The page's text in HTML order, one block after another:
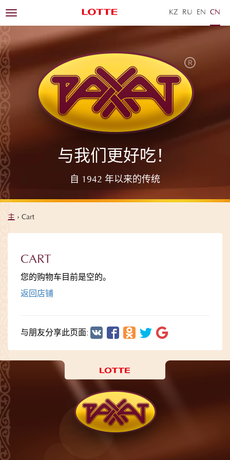
KZ RU EN ZH
与我们更好吃！
自 1942 年以来的传统
Toggle
navigation
主 › Cart
CART
您的购物车目前是空的。
返回店铺
与朋友分享此页面: